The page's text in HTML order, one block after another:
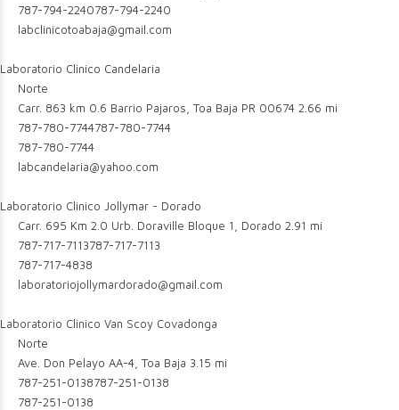
787-794-2240787-794-2240
labclinicotoabaja@gmail.com
Laboratorio Clinico Candelaria
Norte
Carr. 863 km 0.6 Barrio Pajaros, Toa Baja PR 00674 2.66 mi
787-780-7744787-780-7744
787-780-7744
labcandelaria@yahoo.com
Laboratorio Clinico Jollymar - Dorado
Carr. 695 Km 2.0 Urb. Doraville Bloque 1, Dorado 2.91 mi
787-717-7113787-717-7113
787-717-4838
laboratoriojollymardorado@gmail.com
Laboratorio Clinico Van Scoy Covadonga
Norte
Ave. Don Pelayo AA-4, Toa Baja 3.15 mi
787-251-0138787-251-0138
787-251-0138